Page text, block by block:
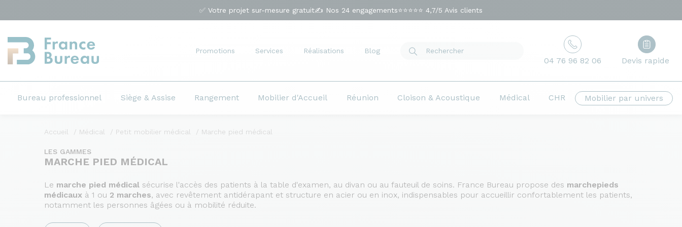
✅ Votre projet sur-mesure gratuit✍️ Nos 24 engagements⭐⭐⭐⭐⭐ 4,7/5 Avis clients
Promotions Services Réalisations Blog
04 76 96 82 06 Devis rapide
Bureau professionnel Siège & Assise Rangement Mobilier d'Accueil Réunion Cloison & Acoustique Médical CHR Mobilier par univers
Accueil Médical Petit mobilier médical Marche pied médical
LES GAMMES
MARCHE PIED MÉDICAL
Le marche pied médical sécurise l'accès des patients à la table d'examen, au divan ou au fauteuil de soins. France Bureau propose des marchepieds
médicaux à 1 ou 2 marches, avec revêtement antidérapant et structure en acier ou en inox, indispensables pour accueillir confortablement les patients,
notamment les personnes âgées ou à mobilité réduite.